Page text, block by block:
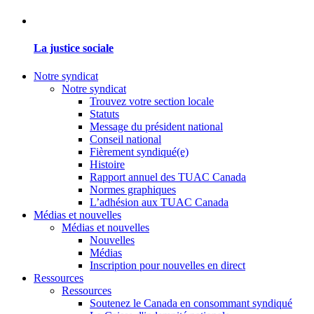
La justice sociale
Notre syndicat
Notre syndicat
Trouvez votre section locale
Statuts
Message du président national
Conseil national
Fièrement syndiqué(e)
Histoire
Rapport annuel des TUAC Canada
Normes graphiques
L’adhésion aux TUAC Canada
Médias et nouvelles
Médias et nouvelles
Nouvelles
Médias
Inscription pour nouvelles en direct
Ressources
Ressources
Soutenez le Canada en consommant syndiqué